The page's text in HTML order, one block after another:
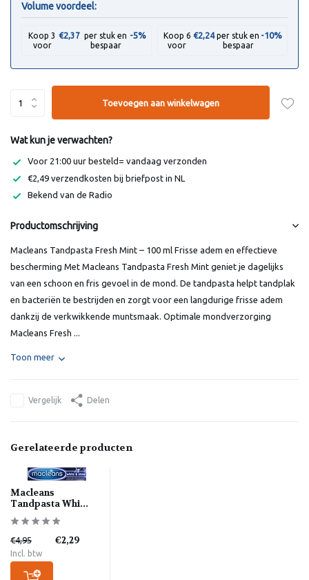
Volume voordeel:
Koop 3
voor
€2,37 per stuk en
bespaar
-5%
Koop 6
voor
€2,24 per stuk en
bespaar
-10%
Toevoegen aan winkelwagen
Wat kun je verwachten?
Voor 21:00 uur besteld= vandaag verzonden
€2,49 verzendkosten bij briefpost in NL
Bekend van de Radio
Productomschrijving
Macleans Tandpasta Fresh Mint – 100 ml Frisse adem en effectieve
bescherming Met Macleans Tandpasta Fresh Mint geniet je dagelijks
van een schoon en fris gevoel in de mond. De tandpasta helpt tandplak
en bacteriën te bestrijden en zorgt voor een langdurige frisse adem
dankzij de verkwikkende muntsmaak. Optimale mondverzorging
Macleans Fresh ...
Toon meer
Vergelijk Delen
Gerelateerde producten
Macleans
Tandpasta Whi...
€4,95 €2,29
Incl. btw